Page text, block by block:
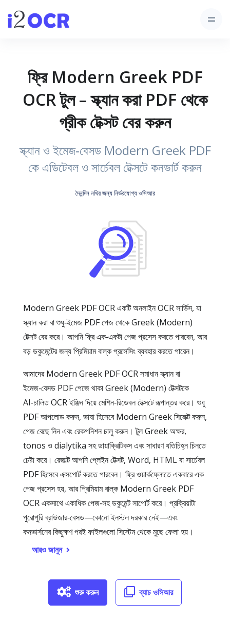
ফ্রি Modern Greek PDF
OCR টুল – স্ক্যান করা PDF থেকে
গ্রীক টেক্সট বের করুন
স্ক্যান ও ইমেজ‑বেসড Modern Greek PDF
কে এডিটেবল ও সার্চেবল টেক্সটে কনভার্ট করুন
দৈনন্দিন নথির জন্য নির্ভরযোগ্য ওসিআর
Modern Greek PDF OCR একটি অনলাইন OCR সার্ভিস, যা
স্ক্যান করা বা শুধু‑ইমেজ PDF পেজ থেকে Greek (Modern)
টেক্সট বের করে। আপনি ফ্রি এক‑একটা পেজ প্রসেস করতে পারবেন, আর
বড় ডকুমেন্টের জন্য প্রিমিয়াম বাল্ক প্রসেসিং ব্যবহার করতে পারেন।
আমাদের Modern Greek PDF OCR সমাধান স্ক্যান বা
ইমেজ‑বেসড PDF পেজে থাকা Greek (Modern) টেক্সটকে
AI‑চালিত OCR ইঞ্জিন দিয়ে মেশিন‑রিডেবল টেক্সটে রূপান্তর করে। শুধু
PDF আপলোড করুন, ভাষা হিসেবে Modern Greek সিলেক্ট করুন,
পেজ বেছে নিন এবং রেকগনিশন চালু করুন। টুল Greek অক্ষর,
tonos ও dialytika সহ ডায়াক্রিটিকস এবং সাধারণ যতিচিহ্ন চিনতে
চেষ্টা করে। রেজাল্ট আপনি প্লেইন টেক্সট, Word, HTML বা সার্চেবল
PDF হিসেবে এক্সপোর্ট করতে পারবেন। ফ্রি ওয়ার্কফ্লোতে একবারে এক
পেজ প্রসেস হয়, আর প্রিমিয়াম বাল্ক Modern Greek PDF
OCR একসাথে একাধিক পেজ‑সহ ডকুমেন্ট সাপোর্ট করে। প্রক্রিয়াটা
পুরোপুরি ব্রাউজার‑বেসড—কোনো ইনস্টল দরকার নেই—এবং
কনভার্সনের কিছুক্ষণ পরই ফাইলগুলো সিস্টেম থেকে মুছে ফেলা হয়।
আরও জানুন
শুরু করুন ব্যাচ ওসিআর